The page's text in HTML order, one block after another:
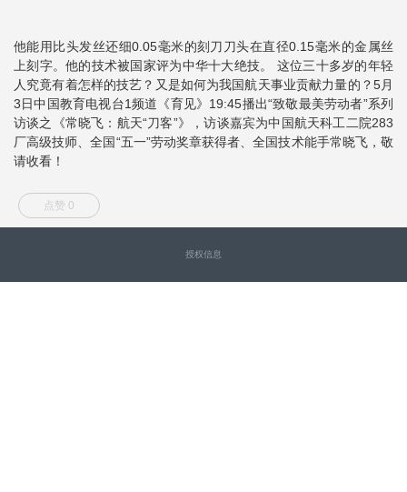
他能用比头发丝还细0.05毫米的刻刀刀头在直径0.15毫米的金属丝
上刻字。他的技术被国家评为中华十大绝技。 这位三十多岁的年轻
人究竟有着怎样的技艺？又是如何为我国航天事业贡献力量的？5月
3日中国教育电视台1频道《育见》19:45播出“致敬最美劳动者”系列
访谈之《常晓飞：航天“刀客”》，访谈嘉宾为中国航天科工二院283
厂高级技师、全国“五一”劳动奖章获得者、全国技术能手常晓飞，敬
请收看！
点赞 0
授权信息